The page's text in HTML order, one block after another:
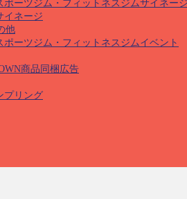
ポーツジム・フィットネスジムサイネー
イネージ
他
ポーツジム・フィットネスジムイベント
商品同梱広告
プリング